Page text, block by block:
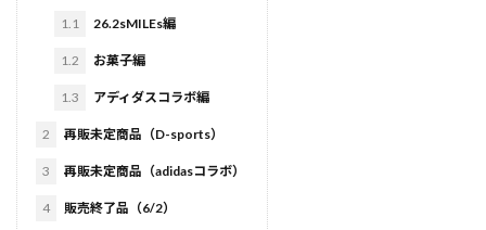
1.1 26.2sMILEs編
1.2 お菓子編
1.3 アディダスコラボ編
2 再販未定商品（D-sports）
3 再販未定商品（adidasコラボ）
4 販売終了品（6/2）